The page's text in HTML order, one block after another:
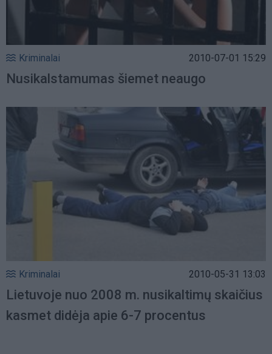
Kriminalai 2010-07-01 15:29
Nusikalstamumas šiemet neaugo
Kriminalai 2010-05-31 13:03
Lietuvoje nuo 2008 m. nusikaltimų skaičius
kasmet didėja apie 6-7 procentus